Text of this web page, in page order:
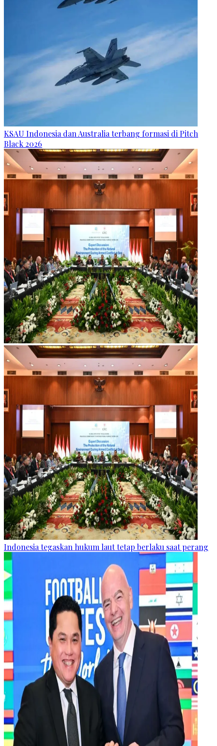
KSAU Indonesia dan Australia terbang formasi di Pitch
Black 2026
Indonesia tegaskan hukum laut tetap berlaku saat perang